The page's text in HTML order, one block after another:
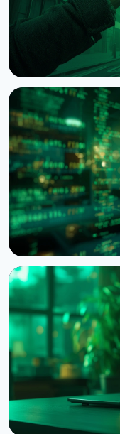
НОВОСТЬ
Нападения на
Chainalysis
полгода
6 августа 2026 г.4 мин
НОВОСТЬ
Bitcoin Red
Bitcoin-проектах
6 августа 2026 г.5 мин